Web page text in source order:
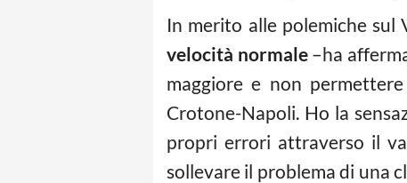
In merito alle polemiche sul
velocità normale–ha
maggiore e non
Crotone-Napoli. Ho la
propri errori attraverso il
sollevare il problema di una